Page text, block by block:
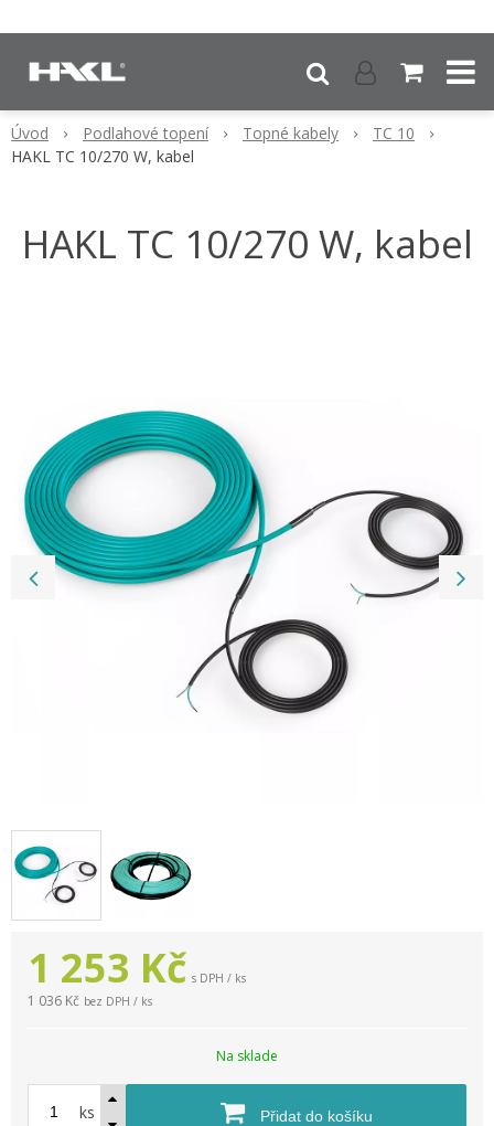
Úvod Podlahové topení Topné kabely
TC 10
HAKL TC 10/270 W, kabel
HAKL TC 10/270 W, kabel
1 253 Kč s DPH / ks
1 036 Kč bez DPH / ks
Na sklade
ks Přidat do košíku